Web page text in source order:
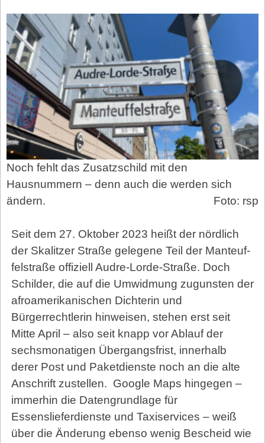
Noch fehlt das Zusatzschild mit den
Hausnummern – denn auch die werden sich
ändern.
Foto: rsp
Seit dem 27. Oktober 2023 heißt der nördlich
der Skalitzer Straße gelegene Teil der Man­teuf­
fel­straße offiziell Audre-Lorde-Straße. Doch
Schilder, die auf die Umwidmung zugunsten der
afroamerikanischen Dichterin und
Bürgerrechtlerin hinweisen, stehen erst seit
Mitte April – also seit knapp vor Ablauf der
sechsmonatigen Übergangsfrist, innerhalb
derer Post und Paketdienste noch an die alte
Anschrift zustellen. Google Maps hingegen –
immerhin die Datengrundlage für
Essenslieferdienste und Taxiservices – weiß
über die Änderung ebenso wenig Bescheid wie